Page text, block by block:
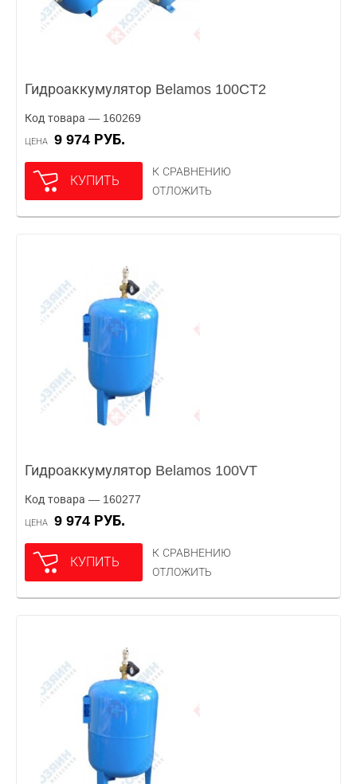
Гидроаккумулятор Belamos 100CT2
Код товара — 160269
ЦЕНА 9 974 РУБ.
КУПИТЬ
К СРАВНЕНИЮ
ОТЛОЖИТЬ
Гидроаккумулятор Belamos 100VT
Код товара — 160277
ЦЕНА 9 974 РУБ.
КУПИТЬ
К СРАВНЕНИЮ
ОТЛОЖИТЬ